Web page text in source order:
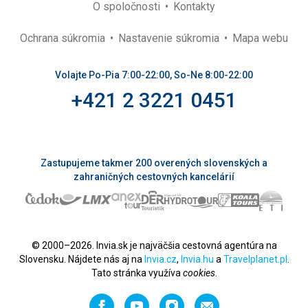
O spoločnosti Kontakty
Ochrana súkromia Nastavenie súkromia Mapa webu
Volajte Po-Pia 7:00-22:00, So-Ne 8:00-22:00
+421 2 3221 0451
Zastupujeme takmer 200 overených slovenských a
zahraničných cestovných kancelárií
© 2000–2026. Invia.sk je najväčšia cestovná agentúra na
Slovensku. Nájdete nás aj na Invia.cz, Invia.hu a Travelplanet.pl
Tato stránka využíva cookies.